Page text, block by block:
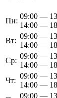
Пн:
09:00 —
14:00 —
Вт:
09:00 —
14:00 —
Ср:
09:00 —
14:00 —
Чт:
09:00 —
14:00 —
09:00 —